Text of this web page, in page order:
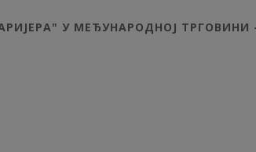
У МЕЂУНАРОДНОЈ ТРГОВИНИ